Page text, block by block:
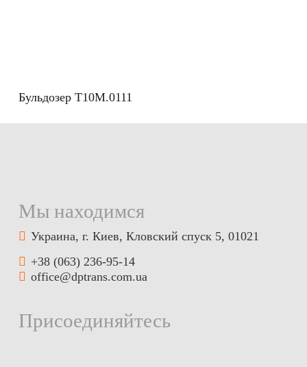
Бульдозер Т10М.0111
Мы находимся
Украина, г. Киев, Кловский спуск 5, 01021
+38 (063) 236-95-14
office@dptrans.com.ua
Присоединяйтесь